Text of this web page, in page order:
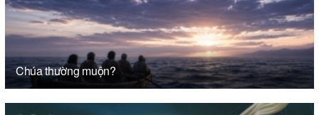
Chúa thường muộn?